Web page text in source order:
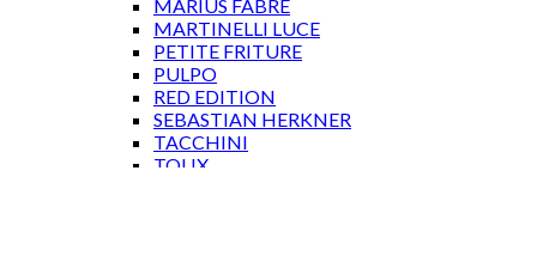
MARIUS FABRE
MARTINELLI LUCE
PETITE FRITURE
PULPO
RED EDITION
SEBASTIAN HERKNER
TACCHINI
TOLIX